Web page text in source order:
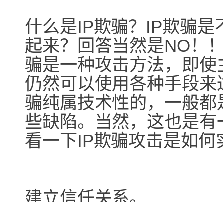
什么是IP欺骗？IP欺骗是
起来？回答当然是NO！
骗是一种攻击方法，即
仍然可以使用各种手段
骗纯属技术性的，一般
些缺陷。当然，这也是
看一下IP欺骗攻击是如何
建立信任关系。